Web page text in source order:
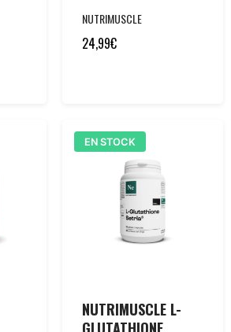
NUTRIMUSCLE
24,99€
EN STOCK
NUTRIMUSCLE L-